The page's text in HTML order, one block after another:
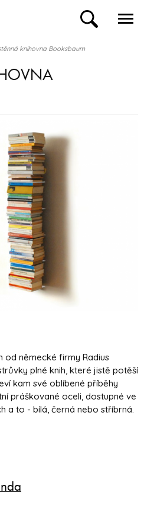
knihovna Booksbaum
od německé firmy Radius
plné knih, které jistě potěší
kam své oblíbené příběhy
práškované oceli, dostupné ve
a to - bílá, černá nebo stříbrná.